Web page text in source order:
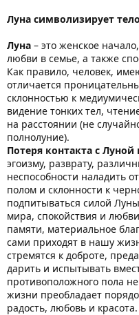
Луна символизирует
Луна – это женское
любви в семье, а также
Как правило, человек,
отличается
склонностью к
видение тонких тел,
на расстоянии (не
полнолуние).
Потеря контакта с
эгоизму, разврату,
неспособности наладить
полом и склонности к
подпитываться силой
мира, спокойствия и
памяти, материальное
сами приходят в нашу
стремятся к доброте,
дарить и испытывать
противоположного пола
жизни преобладает
радость, любовь и красота.